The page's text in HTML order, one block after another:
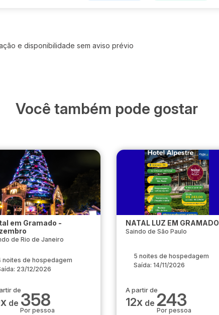
e disponibilidade sem aviso prévio
Você também pode gostar
em Gramado -
de Rio de Janeiro
noites de hospedagem
23/12/2026
de
de 358
Por pessoa
NATAL LUZ EM GRAMADO
Saindo de São Paulo
5 noites de hospedagem
Saída: 14/11/2026
A partir de
12x de 243
Por pessoa